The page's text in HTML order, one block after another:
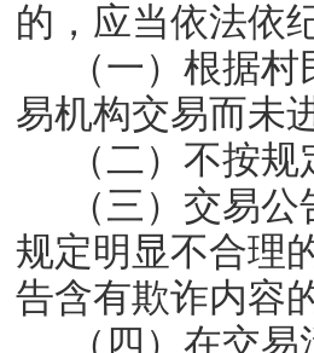
的，应当依法依
（一）根据
易机构交易而未
（二）不按
（三）交易
规定明显不合理
告含有欺诈内容
（四）在交